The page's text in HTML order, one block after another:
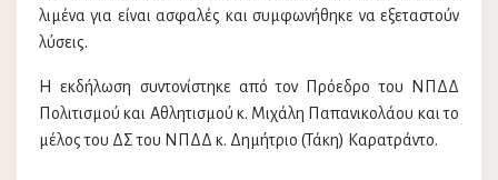
λιμένα για είναι ασφαλές και συμφωνήθηκε να εξεταστούν
λύσεις.
Η εκδήλωση συντονίστηκε από τον Πρόεδρο του ΝΠΔΔ
Πολιτισμού και Αθλητισμού κ. Μιχάλη Παπανικολάου και το
μέλος του ΔΣ του ΝΠΔΔ κ. Δημήτριο (Τάκη) Καρατράντο.